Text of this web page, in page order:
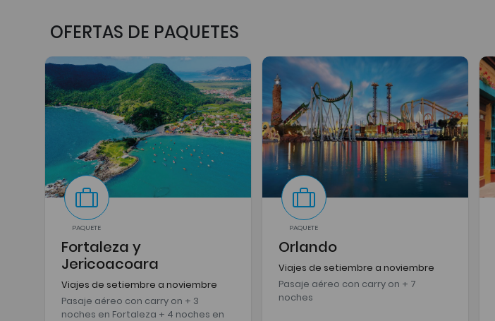
OFERTAS DE PAQUETES
PAQUETE
Fortaleza y
Jericoacoara
Viajes de setiembre a noviembre
Pasaje aéreo con carry on + 3
noches en Fortaleza + 4 noches en
PAQUETE
Orlando
Viajes de setiembre a noviembre
Pasaje aéreo con carry on + 7
noches